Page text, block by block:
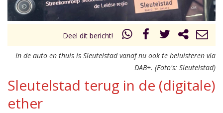
Deel dit bericht!
In de auto en thuis is Sleutelstad vanaf nu ook te beluisteren via
DAB+. (Foto's: Sleutelstad)
Sleutelstad terug in de (digitale)
ether